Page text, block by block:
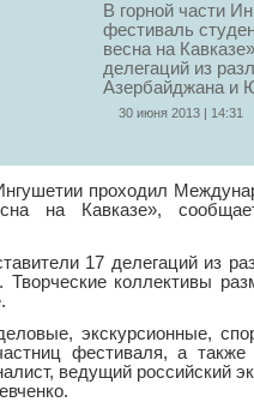
В горной части
фестиваль
весна на
делегаций из
Азербайджана и
30 июня 2013 | 14:31
проходил
на Кавказе»,
17 делегаций из
коллективы
экскурсионные,
фестиваля, а
ведущий российский